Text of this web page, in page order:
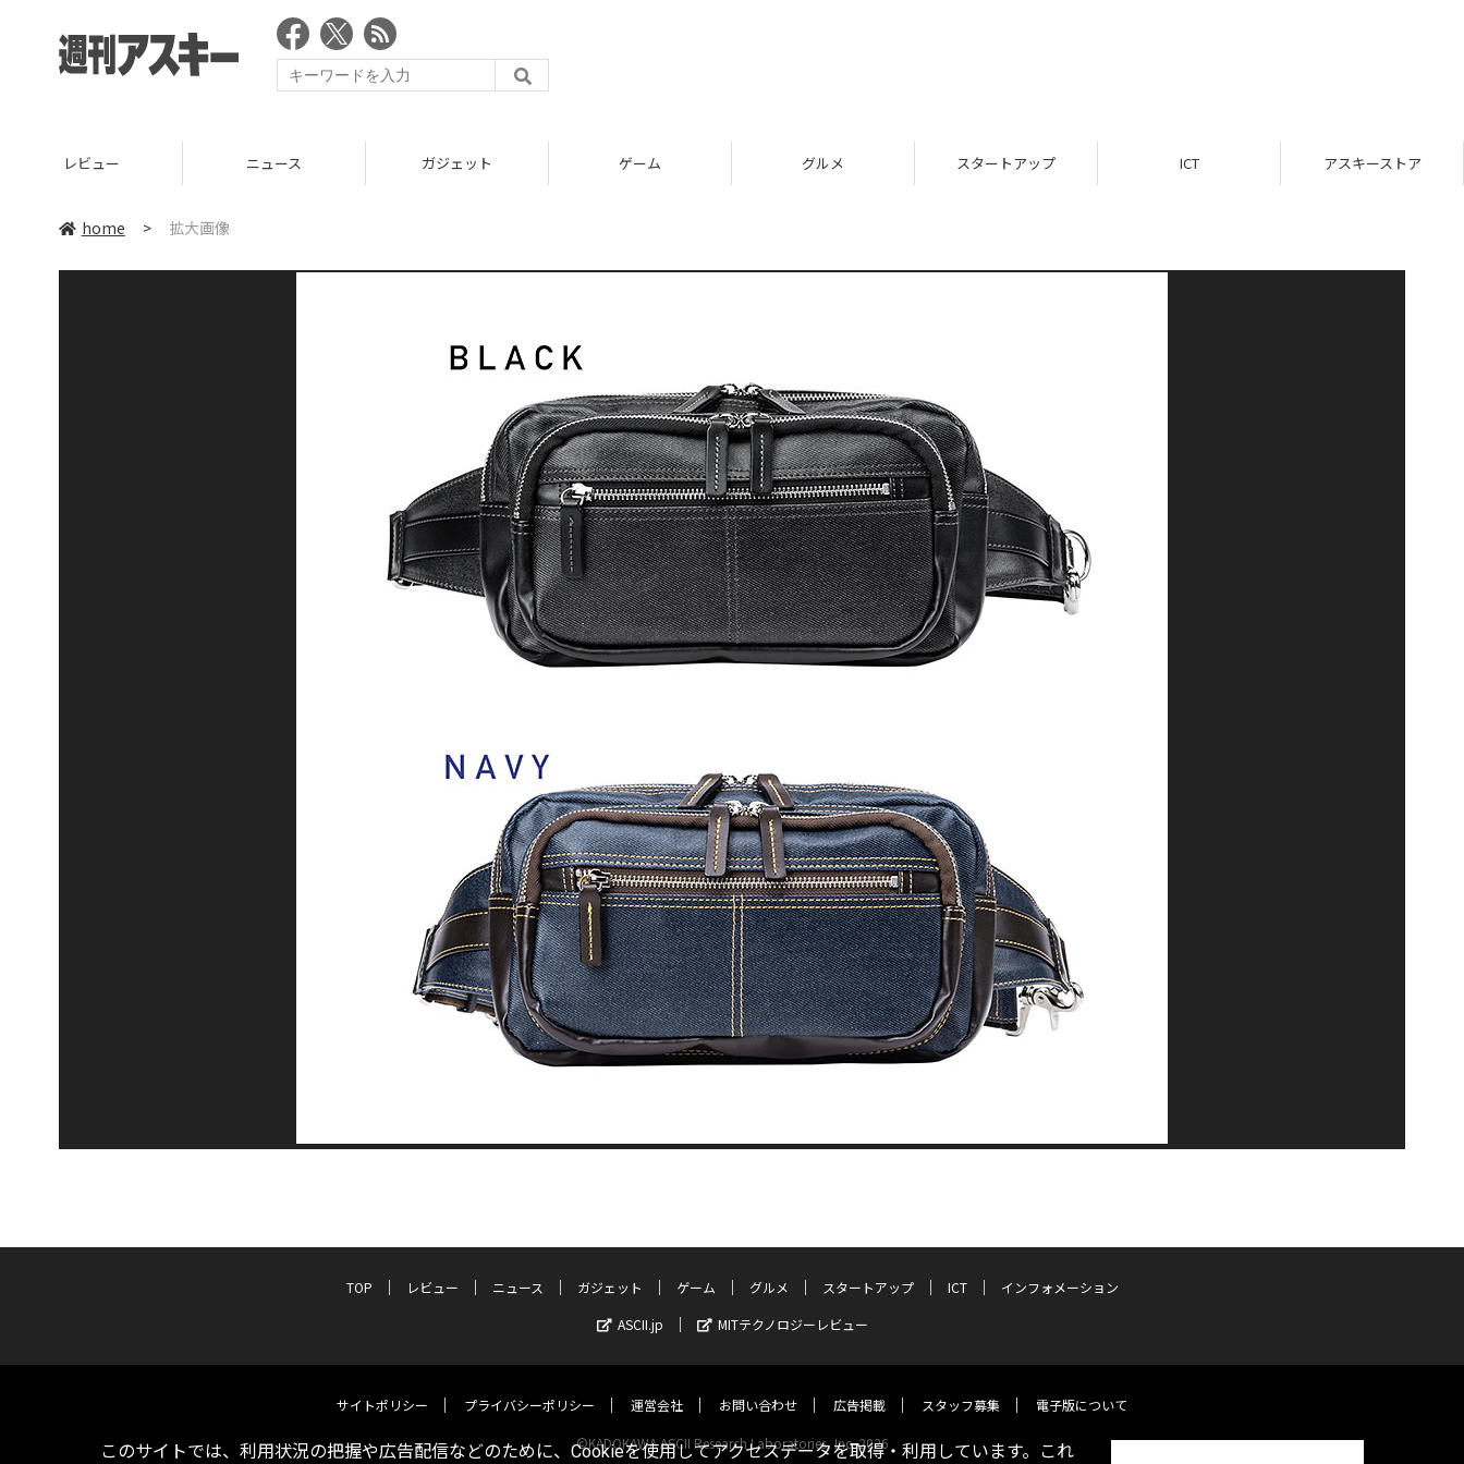
レビュー ニュース ガジェット ゲーム グルメ スタートアップ ICT アスキーストア
home > 拡大画像
TOP レビュー ニュース ガジェット ゲーム グルメ スタートアップ ICT
インフォメーション
ASCII.jp
MITテクノロジーレビュー
サイトポリシー プライバシーポリシー 運営会社 お問い合わせ 広告掲載 スタッフ募集 電子版について
©KADOKAWA ASCII Research Laboratories, Inc. 2026
このサイトでは、利用状況の把握や広告配信などのために、Cookieを使用してアクセスデータを取得・利用しています。これ